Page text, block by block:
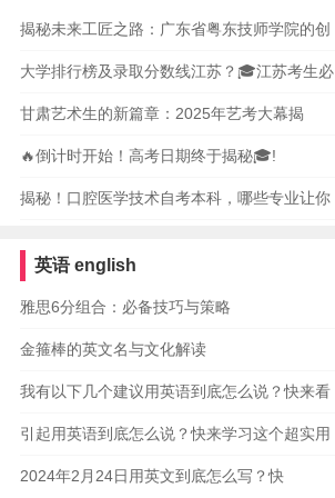
揭秘未来工匠之路：广东省粤东技师学院的创
大学排行榜及录取分数线江苏？🎓江苏考生必
甘肃艺术生的新篇章：2025年艺考大幕揭
🔥倒计时开始！高考日期终于揭秘🎓!
揭秘！口腔医学技术自考本科，哪些专业让你
英语english
雅思6分组合：必备技巧与策略
金箍棒的英文名与文化解读
我有以下几个建议用英语到底怎么说？快来看
引起用英语到底怎么说？快来学习这个超实用
2024年2月24日用英文到底怎么写？快